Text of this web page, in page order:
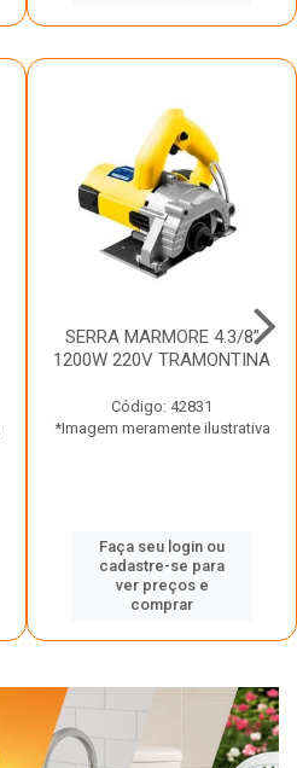
SERRA MARMORE 4.3/8”
1200W 220V TRAMONTINA
Código: 42831
*Imagem meramente ilustrativa
Faça seu login ou
cadastre-se para
ver preços e
comprar